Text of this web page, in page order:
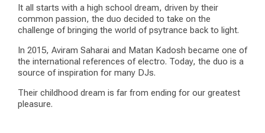
It all starts with a high school dream, driven by their
common passion, the duo decided to take on the
challenge of bringing the world of psytrance back to light.
In 2015, Aviram Saharai and Matan Kadosh became one of
the international references of electro. Today, the duo is a
source of inspiration for many DJs.
Their childhood dream is far from ending for our greatest
pleasure.